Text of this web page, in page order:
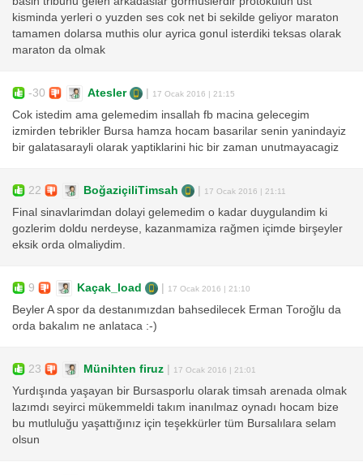
kisminda yerleri o yuzden ses cok net bi sekilde geliyor maraton
tamamen dolarsa muthis olur ayrica gonul isterdiki teksas olarak
maraton da olmak
-30 Atesler 17 Ocak 2016 | 21:15
Cok istedim ama gelemedim insallah fb macina gelecegim
izmirden tebrikler Bursa hamza hocam basarilar senin yanindayiz
bir galatasarayli olarak yaptiklarini hic bir zaman unutmayacagiz
22 BoğaziçiliTimsah 17 Ocak 2016 | 21:11
Final sinavlarimdan dolayi gelemedim o kadar duygulandim ki
gozlerim doldu nerdeyse, kazanmamiza rağmen içimde birşeyler
eksik orda olmaliydim.
9 Kaçak_load 17 Ocak 2016 | 21:10
Beyler A spor da destanımızdan bahsedilecek Erman Toroğlu da
orda bakalım ne anlataca :-)
23 Münihten firuz 17 Ocak 2016 | 21:01
Yurdışında yaşayan bir Bursasporlu olarak timsah arenada olmak
lazımdı seyirci mükemmeldi takım inanılmaz oynadı hocam bize
bu mutluluğu yaşattığınız için teşekkürler tüm Bursalılara selam
olsun